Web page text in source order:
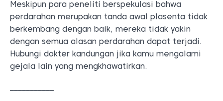
Meskipun para peneliti berspekulasi bahwa
perdarahan merupakan tanda awal plasenta tidak
berkembang dengan baik, mereka tidak yakin
dengan semua alasan perdarahan dapat terjadi.
Hubungi dokter kandungan jika kamu mengalami
gejala lain yang mengkhawatirkan.